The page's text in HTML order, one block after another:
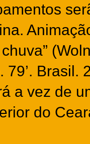
79’. Brasil.
a vez de
do